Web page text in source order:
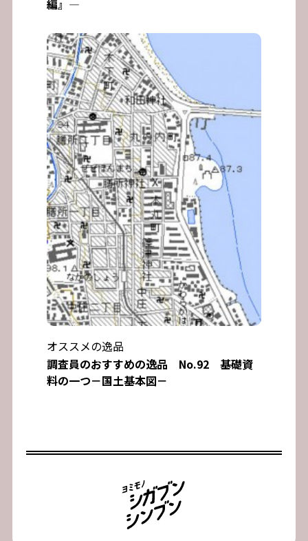
編』―
オススメの逸品
調査員のおすすめの逸品 No.92 基礎資
料の一つ－国土基本図－